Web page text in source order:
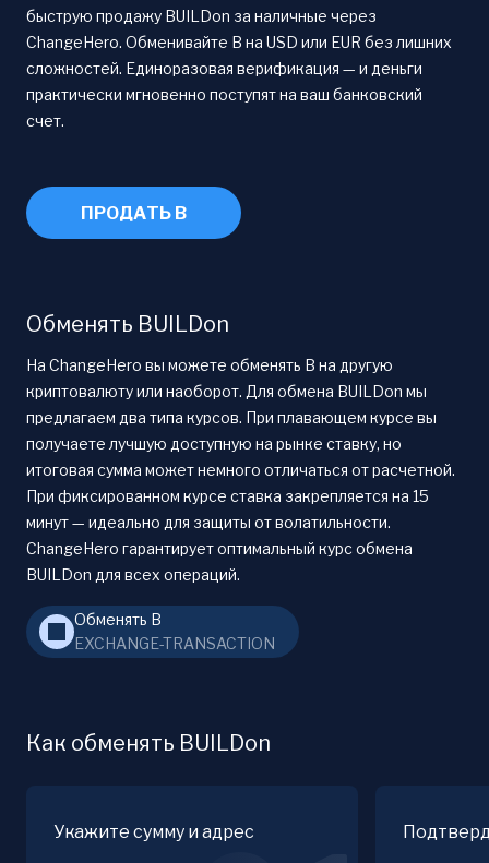
быструю продажу BUILDon за наличные через
ChangeHero. Обменивайте B на USD или EUR без лишних
сложностей. Единоразовая верификация — и деньги
практически мгновенно поступят на ваш банковский
счет.
ПРОДАТЬ B
Обменять BUILDon
На ChangeHero вы можете обменять B на другую
криптовалюту или наоборот. Для обмена BUILDon мы
предлагаем два типа курсов. При плавающем курсе вы
получаете лучшую доступную на рынке ставку, но
итоговая сумма может немного отличаться от расчетной.
При фиксированном курсе ставка закрепляется на 15
минут — идеально для защиты от волатильности.
ChangeHero гарантирует оптимальный курс обмена
BUILDon для всех операций.
Обменять B
EXCHANGE-TRANSACTION
Как обменять BUILDon
Укажите сумму и адрес